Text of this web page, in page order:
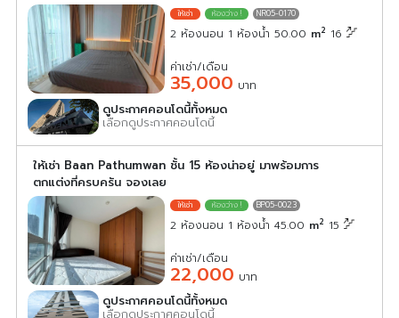
NR05-0170
2 ห้องนอน 1 ห้องน้ำ 50.00 m2 16
ค่าเช่า/เดือน
35,000 บาท
ดูประกาศคอนโดนี้ทั้งหมด
เลือกดูประกาศคอนโดนี้
ให้เช่า Baan Pathumwan ชั้น 15 ห้องน่าอยู่ มาพร้อมการ
ตกแต่งที่ครบครัน จองเลย
BP05-0023
2 ห้องนอน 1 ห้องน้ำ 45.00 m2 15
ค่าเช่า/เดือน
22,000 บาท
ดูประกาศคอนโดนี้ทั้งหมด
เลือกดูประกาศคอนโดนี้